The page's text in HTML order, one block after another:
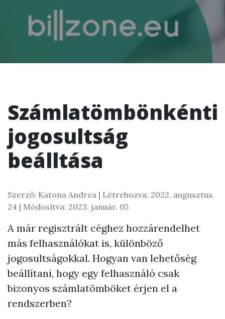
Számlatömbönkénti
jogosultság
beálltása
Szerző: Katona Andrea | Létrehozva: 2022. augusztus.
24 | Módosítva: 2023. január. 05
A már regisztrált céghez hozzárendelhet
más felhasználókat is, különböző
jogosultságokkal. Hogyan van lehetőség
beállítani, hogy egy felhasználó csak
bizonyos számlatömböket érjen el a
rendszerben?